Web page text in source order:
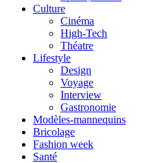
Culture
Cinéma
High-Tech
Théatre
Lifestyle
Design
Voyage
Interview
Gastronomie
Modèles-mannequins
Bricolage
Fashion week
Santé